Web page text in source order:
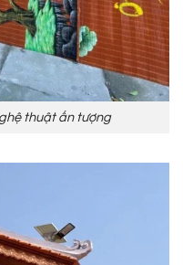
thuật ấn tượng